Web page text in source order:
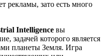
рекламы, зато есть много
Intelligence вы
задачей которого является
планеты Земля. Игра